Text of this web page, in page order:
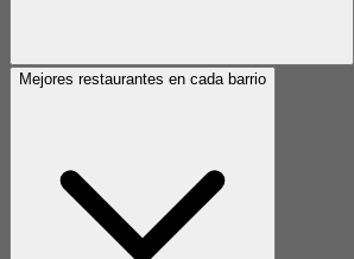
Mejores restaurantes en cada barrio